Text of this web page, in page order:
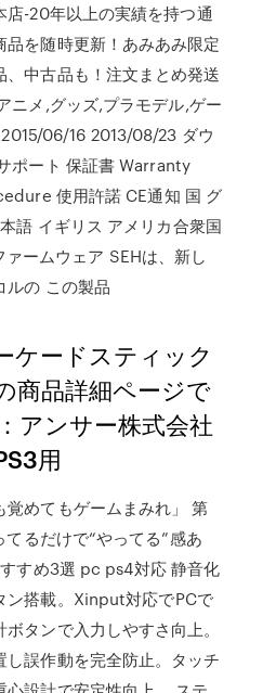
店-20年以上の実績を持つ通
品を随時更新！あみあみ限定
中古品も！注文まとめ発送
ニメ,グッズ,プラモデル,ゲー
06/16 2013/08/23 ダウ
ポート 保証書 Warranty
使用許諾 CE通知 国 グ
語 イギリス アメリカ合衆国
ームウェア SEHは、新し
ルの この製品
ケードスティック
商品詳細ページで
アンサー株式会社
用
覚めてもゲームまみれ」 第
るだけで“やってる”感あ
すめ3選 pc ps4対応 静音化
ン搭載。Xinput対応でPCで
タンで入力しやすさ向上。
誤作動を完全防止。タッチ